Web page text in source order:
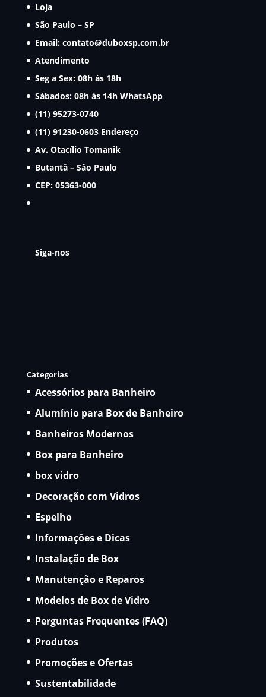
Loja
São Paulo – SP
Email: contato@duboxsp.com.br
Atendimento
Seg a Sex: 08h às 18h
Sábados: 08h às 14h WhatsApp
(11) 95273-0740
(11) 91230-0603 Endereço
Av. Otacílio Tomanik
Butantã – São Paulo
CEP: 05363-000
Siga-nos
Categorias
Acessórios para Banheiro
Alumínio para Box de Banheiro
Banheiros Modernos
Box para Banheiro
box vidro
Decoração com Vidros
Espelho
Informações e Dicas
Instalação de Box
Manutenção e Reparos
Modelos de Box de Vidro
Perguntas Frequentes (FAQ)
Produtos
Promoções e Ofertas
Sustentabilidade